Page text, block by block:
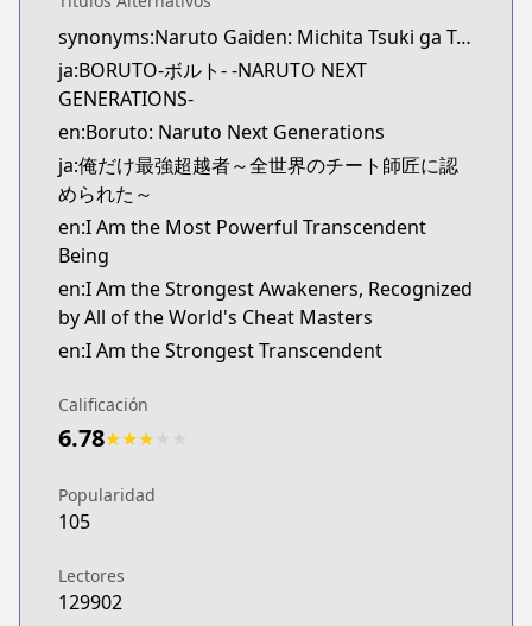
Viz
https://www.viz.com/shonenjump/chapters/
Shonen Jump
Shonen Jump
https://www.shonenjump.com/j/rensai/
MANGA Plus
MANGA Plus
https://mangaplus.shueisha.co.jp/titles/100006
synonyms:Naruto Gaiden: Michita Tsuki ga Terasu Michi,Naruto: The Path Lit by the Full Moon
ja:BORUTO-ボルト- -NARUTO NEXT
GENERATIONS-
en:Boruto: Naruto Next Generations
ja:俺だけ最強超越者～全世界のチート師匠に認
められた～
en:I Am the Most Powerful Transcendent
Being
en:I Am the Strongest Awakeners, Recognized
by All of the World's Cheat Masters
en:I Am the Strongest Transcendent
Calificación
6.78★★★
Popularidad
105
Lectores
129902